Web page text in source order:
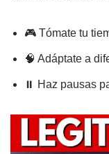
🎮 Tómate tu
🧠 Adáptate a
⏸️ Haz pausas